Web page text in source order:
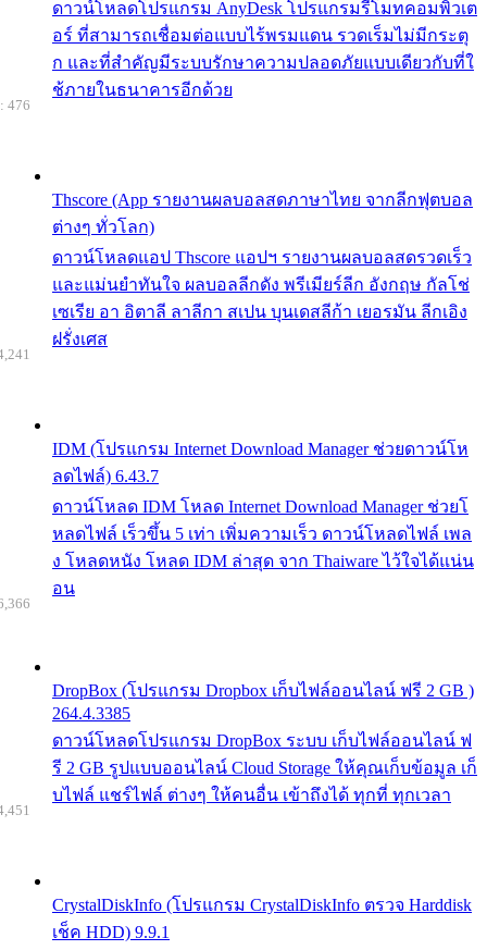
ดาวน์โหลดโปรแกรม AnyDesk โปรแกรมรีโมทคอมพิวเต
อร์ ที่สามารถเชื่อมต่อแบบไร้พรมแดน รวดเร็มไม่มีกระตุ
ก และที่สำคัญมีระบบรักษาความปลอดภัยแบบเดียวกับที่ใ
ช้ภายในธนาคารอีกด้วย
Thscore (App รายงานผลบอลสดภาษาไทย จากลีกฟุตบอล
ต่างๆ ทั่วโลก)
ดาวน์โหลดแอป Thscore แอปฯ รายงานผลบอลสดรวดเร็ว
และแม่นยำทันใจ ผลบอลลีกดัง พรีเมียร์ลีก อังกฤษ กัลโช่
เซเรีย อา อิตาลี ลาลีกา สเปน บุนเดสลีก้า เยอรมัน ลีกเอิง
ฝรั่งเศส
476
IDM (โปรแกรม Internet Download Manager ช่วยดาวน์โห
ลดไฟล์) 6.43.7
ดาวน์โหลด IDM โหลด Internet Download Manager ช่วยโ
หลดไฟล์ เร็วขึ้น 5 เท่า เพิ่มความเร็ว ดาวน์โหลดไฟล์ เพล
ง โหลดหนัง โหลด IDM ล่าสุด จาก Thaiware ไว้ใจได้แน่น
อน
DropBox (โปรแกรม Dropbox เก็บไฟล์ออนไลน์ ฟรี 2 GB )
264.4.3385
ดาวน์โหลดโปรแกรม DropBox ระบบ เก็บไฟล์ออนไลน์ ฟ
รี 2 GB รูปแบบออนไลน์ Cloud Storage ให้คุณเก็บข้อมูล เก็
บไฟล์ แชร์ไฟล์ ต่างๆ ให้คนอื่น เข้าถึงได้ ทุกที่ ทุกเวลา
CrystalDiskInfo (โปรแกรม CrystalDiskInfo ตรวจ Harddisk
เช็ค HDD) 9.9.1